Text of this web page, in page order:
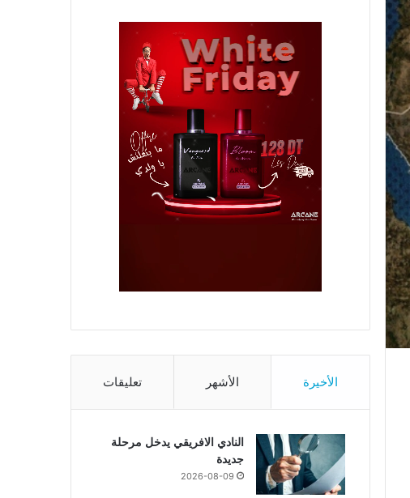
الأخيرة الأشهر تعليقات
النادي الافريقي يدخل مرحلة
جديدة
2026-08-09